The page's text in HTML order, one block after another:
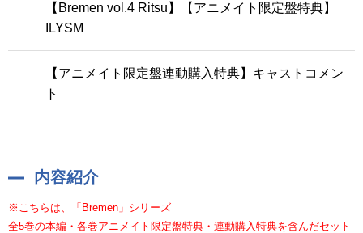
【Bremen vol.4 Ritsu】【アニメイト限定盤特典】
ILYSM
【アニメイト限定盤連動購入特典】キャストコメン
ト
内容紹介
※こちらは、「Bremen」シリーズ
全5巻の本編・各巻アニメイト限定盤特典・連動購入特典を含んだセット